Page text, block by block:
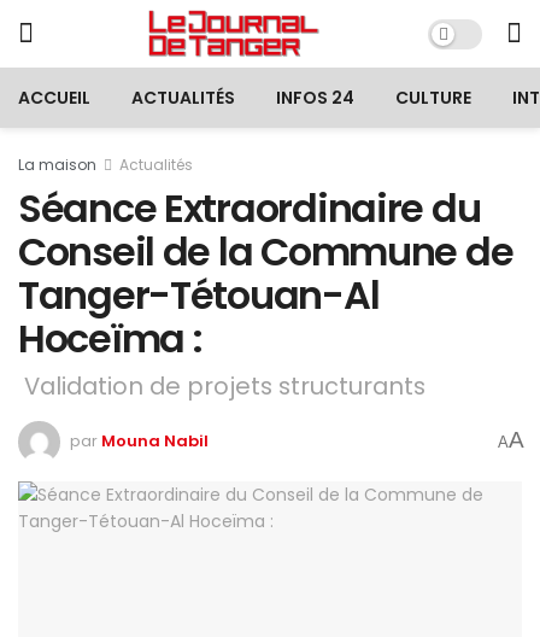
ACCUEIL ACTUALITÉS INFOS 24 CULTURE
La maison Actualités
Séance Extraordinaire du
Conseil de la Commune de
Tanger-Tétouan-Al
Hoceïma :
Validation de projets structurants
par Mouna Nabil AA